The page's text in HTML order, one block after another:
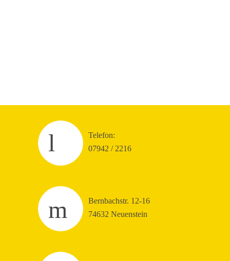
Telefon:
07942 / 2216
Bernbachstr. 12-16
74632 Neuenstein